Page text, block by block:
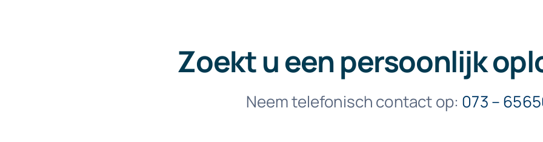
Zoekt u een persoonlijk
Neem telefonisch contact op: 073 –